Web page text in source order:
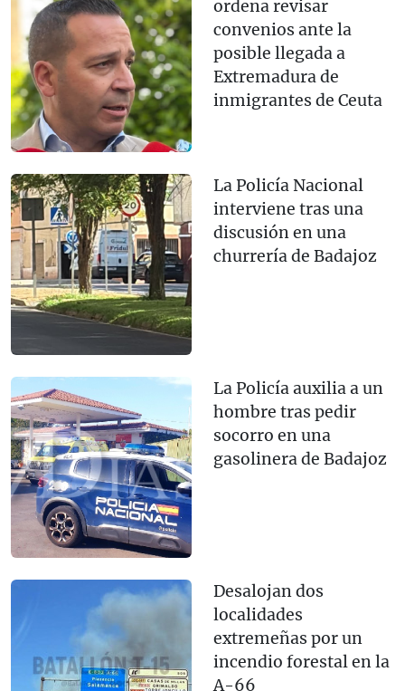
ordena revisar
convenios ante la
posible llegada a
Extremadura de
inmigrantes de Ceuta
La Policía Nacional
interviene tras una
discusión en una
churrería de Badajoz
La Policía auxilia a un
hombre tras pedir
socorro en una
gasolinera de Badajoz
Desalojan dos
localidades
extremeñas por un
incendio forestal en la
A-66